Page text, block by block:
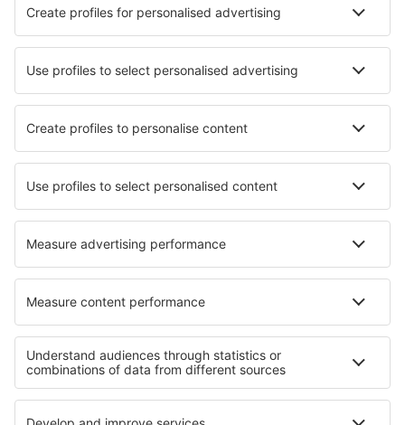
Cele mai bune locuri de cazare - orașe
Cazare în Macon Cazare în Etrembieres
Cazare în Bozovici Cazare în Dunolly
Cazare în Hauteville-Lompnes Cazare în Dorfstetten
Cazare în Mittelkalbach Cazare în Scarborough
Cele mai bune locuri de cazare - regiuni
Cazare in Aukstaitija National Park
Cazare in Curonian Spit National Park
Cazare in Dzukija National Park
Cazare in Arenal Volcano National Park